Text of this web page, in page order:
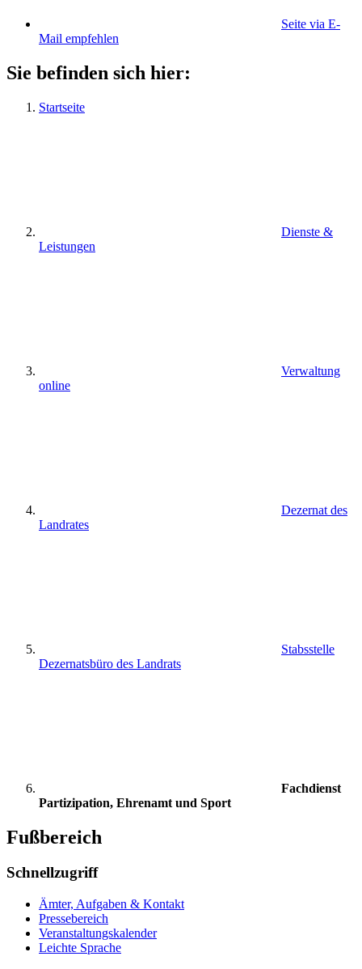
Seite via E-
Mail empfehlen
Sie befinden sich hier:
Startseite
Dienste &
Leistungen
Verwaltung
online
Dezernat des
Landrates
Stabsstelle
Dezernatsbüro des Landrats
Fachdienst
Partizipation, Ehrenamt und Sport
Fußbereich
Schnellzugriff
Ämter, Aufgaben & Kontakt
Pressebereich
Veranstaltungskalender
Leichte Sprache